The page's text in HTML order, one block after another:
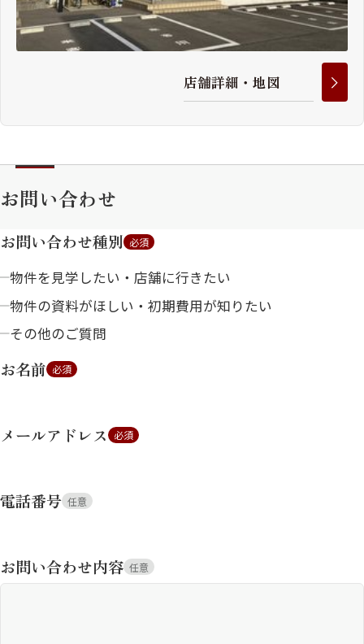
店舗詳細 ・地図
お問い合わせ
お問い合わせ種別 必須
物件を見学したい・店舗に行きたい
物件の資料がほしい・初期費用が知りたい
その他のご質問
お名前 必須
メールアドレス 必須
電話番号 任意
お問い合わせ内容 任意